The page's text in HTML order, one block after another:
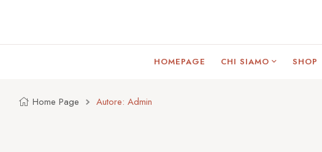
HOMEPAGE CHI SIAMO SHOP
Home Page Autore: Admin